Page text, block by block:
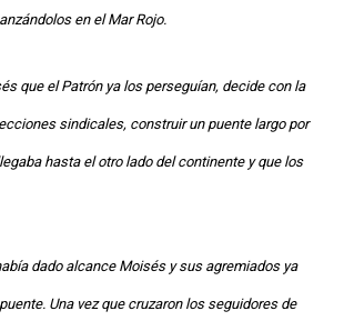
en el Mar Rojo.
que el Patrón ya los perseguían, decide con la
sindicales, construir un puente largo por
hasta el otro lado del continente y que los
dado alcance Moisés y sus agremiados ya
Una vez que cruzaron los seguidores de